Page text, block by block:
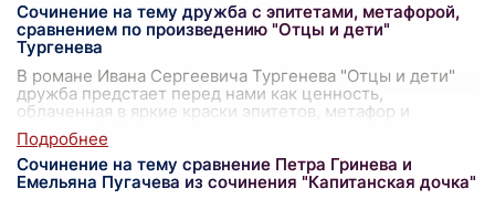
Сочинение на тему дружба с эпитетами, метафорой,
сравнением по произведению "Отцы и дети"
Тургенева
В романе Ивана Сергеевича Тургенева "Отцы и дети"
дружба предстает перед нами как ценность,
облаченная в яркие краски эпитетов, метафор и
сравнений. Тургенев искусно рисует отношен
Сочинение на тему сравнение Петра Гринева и
Емельяна Пугачева из сочинения "Капитанская дочка"